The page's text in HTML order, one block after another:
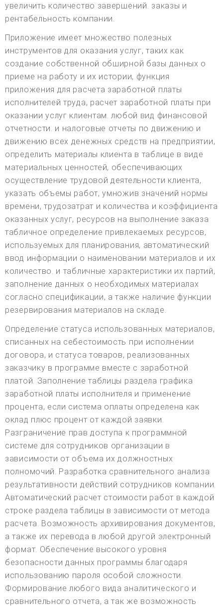
увеличить количество завершений. заказы и
рентабельность компании.
Приложение имеет множество полезных
инструментов для оказания услуг, таких как
создание собственной обширной базы данных о
приеме на работу и их истории, функция
приложения для расчета заработной платы
исполнителей труда, расчет заработной платы при
оказании услуг клиентам. любой вид финансовой
отчетности. и налоговые отчеты по движению и
движению всех денежных средств на предприятии,
определить материалы клиента в таблице в виде
материальных ценностей, обеспечивающих
осуществление трудовой деятельности клиента,
указать объемы работ, умножив значений нормы
времени, трудозатрат и количества и коэффициента
оказанных услуг, ресурсов на выполнение заказа
табличное определение привлекаемых ресурсов,
используемых для планирования, автоматический
ввод информации о наименовании материалов и их
количество. и табличные характеристики их партий,
заполнение данных о необходимых материалах
согласно спецификации, а также наличие функции
резервирования материалов на складе.
Определение статуса использованных материалов,
списанных на себестоимость при исполнении
договора, и статуса товаров, реализованных
заказчику в программе вместе с заработной
платой. Заполнение таблицы раздела графика
заработной платы исполнителя и применение
процента, если система оплаты определена как
оклад плюс процент от каждой заявки.
Разграничение прав доступа к программной
системе для сотрудников организации в
зависимости от объема их должностных
полномочий. Разработка сравнительного анализа
результативности действий сотрудников компании.
Автоматический расчет стоимости работ в каждой
строке раздела таблицы в зависимости от метода
расчета. Возможность архивирования документов,
а также их перевода в любой другой электронный
формат. Обеспечение высокого уровня
безопасности данных программы благодаря
использованию пароля особой сложности.
Формирование любого вида аналитического и
сравнительного отчета, а так же возможность